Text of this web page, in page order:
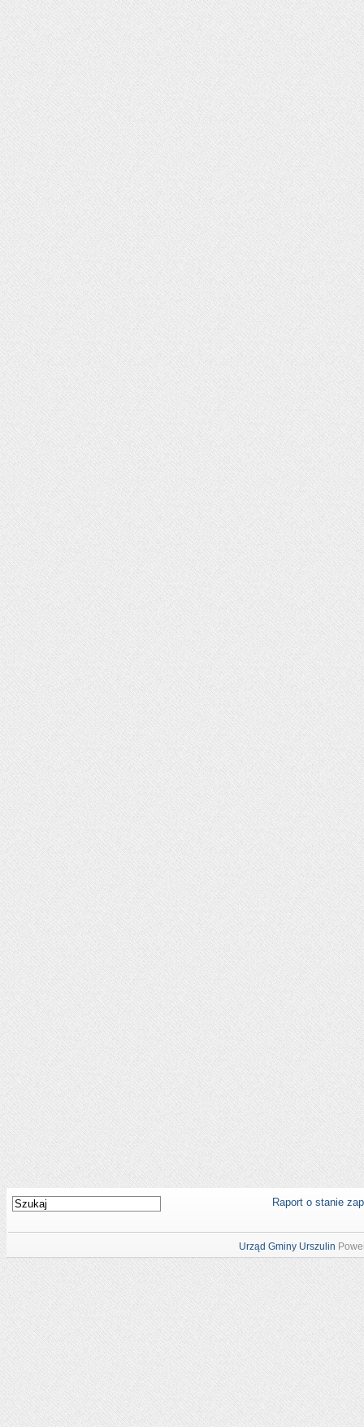
Raport o stanie
Urząd Gminy Urszulin